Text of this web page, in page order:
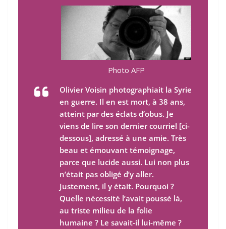
Photo AFP
Olivier Voisin photographiait la Syrie
en guerre. Il en est mort, à 38 ans,
atteint par des éclats d’obus. Je
viens de lire son dernier courriel [ci-
dessous], adressé à une amie. Très
beau et émouvant témoignage,
parce que lucide aussi. Lui non plus
n’était pas obligé d’y aller.
Justement, il y était. Pourquoi ?
Quelle nécessité l’avait poussé là,
au triste milieu de la folie
humaine ? Le savait-il lui-même ?